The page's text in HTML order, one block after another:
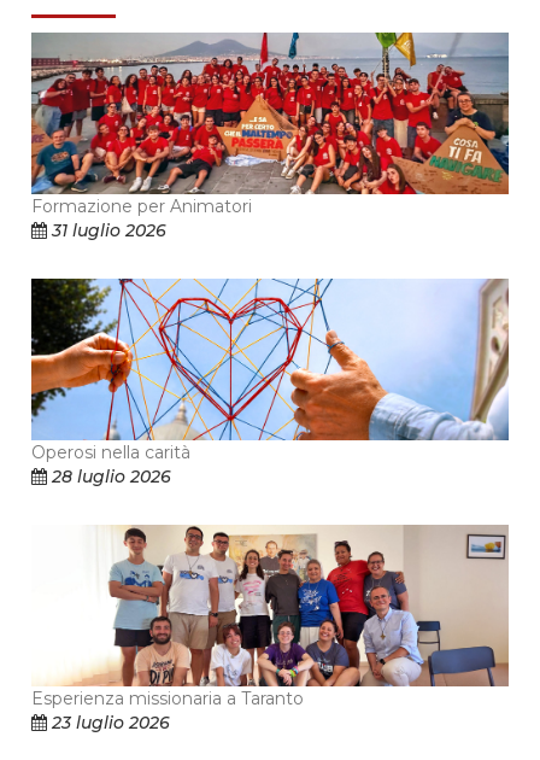
Formazione per Animatori
31 luglio 2026
Operosi nella carità
28 luglio 2026
Esperienza missionaria a Taranto
23 luglio 2026